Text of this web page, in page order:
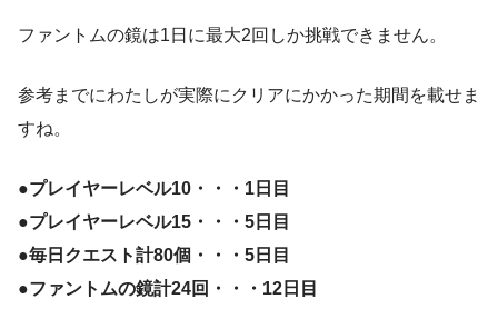
ファントムの鏡は1日に最大2回しか挑戦できません。
参考までにわたしが実際にクリアにかかった期間を載せま
すね。
●プレイヤーレベル10・・・1日目
●プレイヤーレベル15・・・5日目
●毎日クエスト計80個・・・5日目
●ファントムの鏡計24回・・・12日目